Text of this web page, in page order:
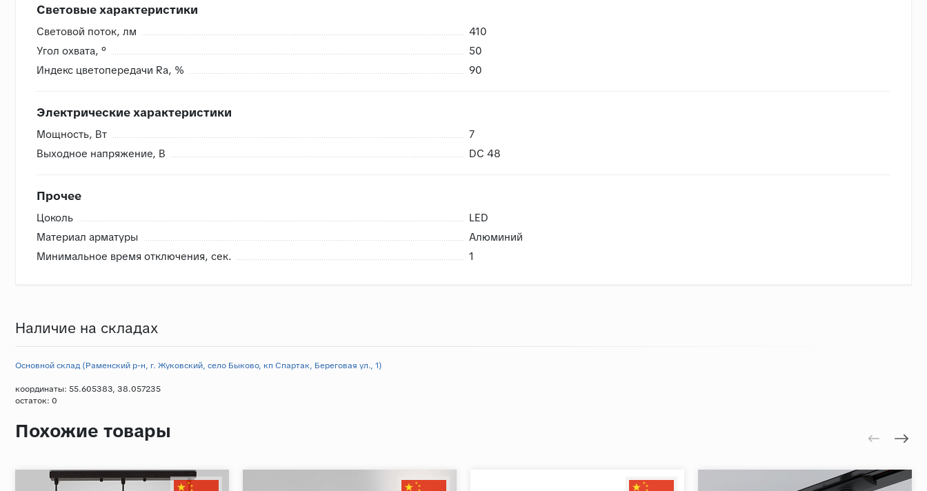
Световые характеристики
Световой поток, лм
410
Угол охвата, °
50
Индекс цветопередачи Ra, %
90
Электрические характеристики
Мощность, Вт
7
Выходное напряжение, В
DC 48
Прочее
Цоколь
LED
Материал арматуры
Алюминий
Минимальное время отключения, сек.
1
Наличие на складах
Основной склад (Раменский р-н, г. Жуковский, село Быково, кп Спартак, Береговая ул., 1)
координаты: 55.605383, 38.057235
остаток: 0
Похожие товары